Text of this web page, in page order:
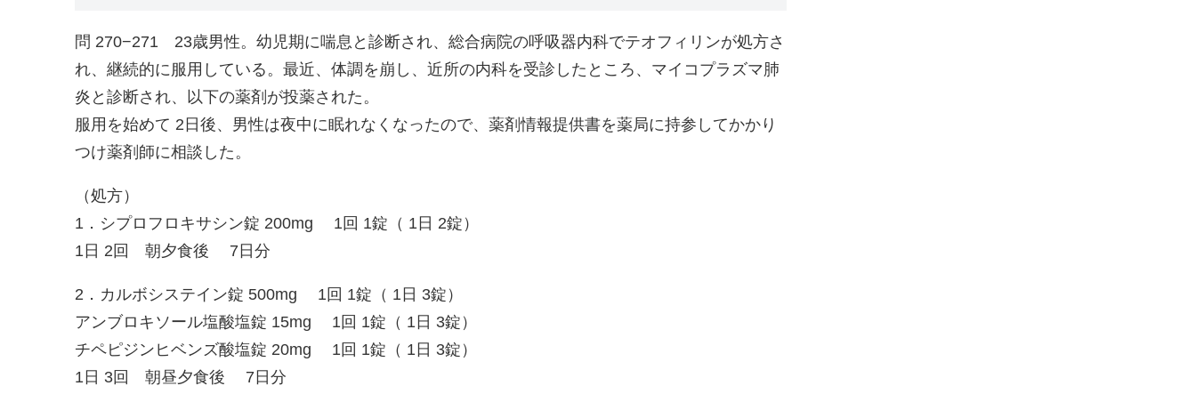
問 270−271 23歳男性。幼児期に喘息と診断され、総合病院の呼吸器内科でテオフィリンが処方さ
れ、継続的に服用している。最近、体調を崩し、近所の内科を受診したところ、マイコプラズマ肺
炎と診断され、以下の薬剤が投薬された。
服用を始めて 2日後、男性は夜中に眠れなくなったので、薬剤情報提供書を薬局に持参してかかり
つけ薬剤師に相談した。
（処方）
1．シプロフロキサシン錠 200mg 1回 1錠（ 1日 2錠）
1日 2回 朝夕食後 7日分
2．カルボシステイン錠 500mg 1回 1錠（ 1日 3錠）
アンブロキソール塩酸塩錠 15mg 1回 1錠（ 1日 3錠）
チペピジンヒベンズ酸塩錠 20mg 1回 1錠（ 1日 3錠）
1日 3回 朝昼夕食後 7日分